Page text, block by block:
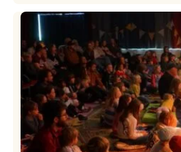
Band
Osasalen